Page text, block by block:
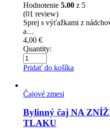
Hodnotenie 5.00 z 5
(01 review)
Sprej s výťažkami z
a…
4,00 €
Quantity:
Pridať do košíka
Čajové zmesi
Bylinný čaj NA
TLAKU